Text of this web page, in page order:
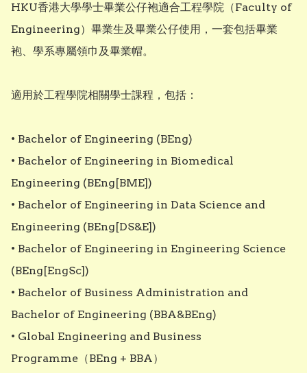
HKU香港大學學士畢業公仔袍適合工程學院（Faculty of
Engineering）畢業生及畢業公仔使用，一套包括畢業
袍、學系專屬領巾及畢業帽。
適用於工程學院相關學士課程，包括：
• Bachelor of Engineering (BEng)
• Bachelor of Engineering in Biomedical
Engineering (BEng[BME])
• Bachelor of Engineering in Data Science and
Engineering (BEng[DS&E])
• Bachelor of Engineering in Engineering Science
(BEng[EngSc])
• Bachelor of Business Administration and
Bachelor of Engineering (BBA&BEng)
• Global Engineering and Business
Programme（BEng + BBA）